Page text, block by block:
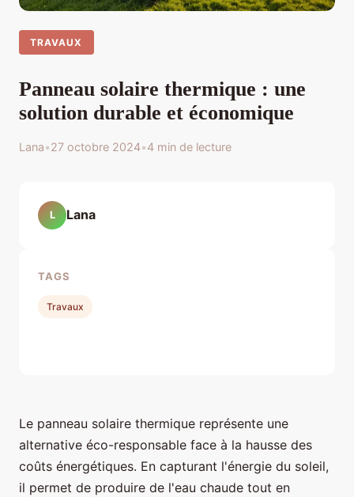
TRAVAUX
Panneau solaire thermique : une
solution durable et économique
Lana•27 octobre 2024•4 min de lecture
Le panneau solaire thermique représente une
alternative éco-responsable face à la hausse des
coûts énergétiques. En capturant l'énergie du soleil,
il permet de produire de l'eau chaude tout en
L Lana
TAGS
Travaux